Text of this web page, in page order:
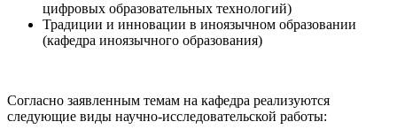
цифровых образовательных технологий)
Традиции и инновации в иноязычном образовании
(кафедра иноязычного образования)
Согласно заявленным темам на кафедра реализуются
следующие виды научно-исследовательской работы: